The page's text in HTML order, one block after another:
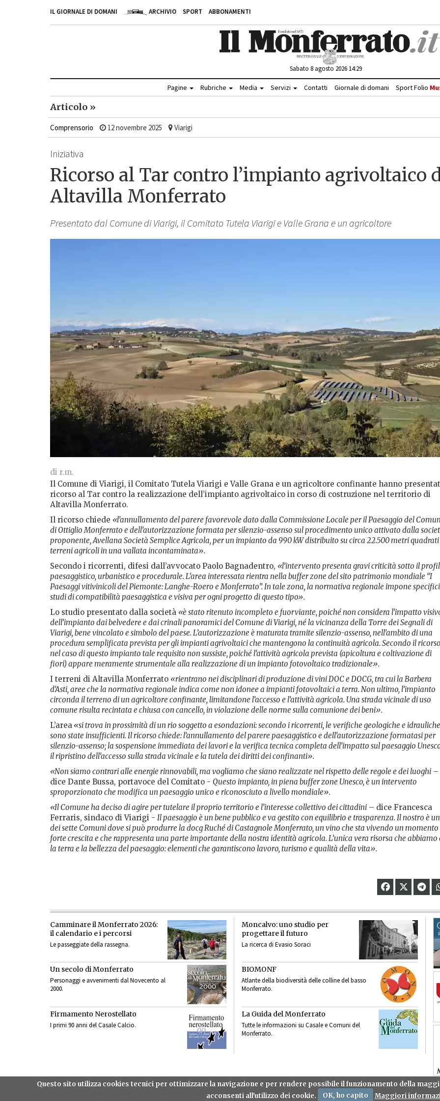
IL GIORNALE DI DOMANI ARCHIVIO SPORT ABBONAMENTI
Sabato 8 agosto 2026 14:29
Pagine Rubriche Media Servizi Contatti Giornale di domani Sport Folio
Articolo »
Comprensorio 12 novembre 2025 Viarigi
Iniziativa
Ricorso al Tar contro l’impianto agrivoltaico
Altavilla Monferrato
Presentato dal Comune di Viarigi, il Comitato Tutela Viarigi e Valle Grana e un agricoltore
di r.m.
Il Comune di Viarigi, il Comitato Tutela Viarigi e Valle Grana e un agricoltore confinante hanno
ricorso al Tar contro la realizzazione dell’impianto agrivoltaico in corso di costruzione nel territorio di
Altavilla Monferrato.
Il ricorso chiede «l’annullamento del parere favorevole dato dalla Commissione Locale per il Paesaggio del
di Ottiglio Monferrato e dell’autorizzazione formata per silenzio-assenso sul procedimento unico attivato dalla
proponente, Avellana Società Semplice Agricola, per un impianto da 990 kW distribuito su circa 22.500 metri
terreni agricoli in una vallata incontaminata».
Secondo i ricorrenti, difesi dall’avvocato Paolo Bagnadentro, «l’intervento presenta gravi criticità sotto il
paesaggistico, urbanistico e procedurale. L’area interessata rientra nella buffer zone del sito patrimonio mondiale “I
Paesaggi vitivinicoli del Piemonte: Langhe-Roero e Monferrato”. In tale zona, la normativa regionale impone specifici
studi di compatibilità paesaggistica e visiva per ogni progetto di questo tipo».
Lo studio presentato dalla società «è stato ritenuto incompleto e fuorviante, poiché non considera l’impatto
dell’impianto dai belvedere e dai crinali panoramici del Comune di Viarigi, né la vicinanza della Torre dei Segnali di
Viarigi, bene vincolato e simbolo del paese. L’autorizzazione è maturata tramite silenzio-assenso, nell’ambito di una
procedura semplificata prevista per gli impianti agrivoltaici che mantengono la continuità agricola. Secondo il
nel caso di questo impianto tale requisito non sussiste, poiché l’attività agricola prevista (apicoltura e coltivazione di
fiori) appare meramente strumentale alla realizzazione di un impianto fotovoltaico tradizionale».
I terreni di Altavilla Monferrato «rientrano nei disciplinari di produzione di vini DOC e DOCG, tra cui la Barbera
d’Asti, aree che la normativa regionale indica come non idonee a impianti fotovoltaici a terra. Non ultimo, l’impianto
circonda il terreno di un agricoltore confinante, limitandone l’accesso e l’attività agricola. Una strada vicinale di uso
comune risulta recintata e chiusa con cancello, in violazione delle norme sulla comunione dei beni».
L’area «si trova in prossimità di un rio soggetto a esondazioni: secondo i ricorrenti, le verifiche geologiche e idrauliche
sono state insufficienti. Il ricorso chiede: l’annullamento del parere paesaggistico e dell’autorizzazione formatasi per
silenzio-assenso; la sospensione immediata dei lavori e la verifica tecnica completa dell’impatto sul paesaggio
il ripristino dell’accesso sulla strada vicinale e la tutela dei diritti dei confinanti».
«Non siamo contrari alle energie rinnovabili, ma vogliamo che siano realizzate nel rispetto delle regole e dei luoghi –
dice Dante Bussa, portavoce del Comitato - Questo impianto, in piena buffer zone Unesco, è un intervento
sproporzionato che modifica un paesaggio unico e riconosciuto a livello mondiale».
«Il Comune ha deciso di agire per tutelare il proprio territorio e l’interesse collettivo dei cittadini – dice Francesca
Ferraris, sindaco di Viarigi - Il paesaggio è un bene pubblico e va gestito con equilibrio e trasparenza. Il nostro è
dei sette Comuni dove si può produrre la docg Ruché di Castagnole Monferrato, un vino che sta vivendo un
forte crescita e che rappresenta una parte importante della nostra identità agricola. L’unica vera risorsa che abbiamo
la terra e la bellezza del paesaggio: elementi che garantiscono lavoro, turismo e qualità della vita».
Camminare il Monferrato 2026:
il calendario e i percorsi
Le passeggiate della rassegna.
Un secolo di Monferrato
Personaggi e avvenimenti dal Novecento al
2000.
Firmamento Nerostellato
I primi 90 anni del Casale Calcio.
Moncalvo: uno studio per
progettare il futuro
La ricerca di Evasio Soraci
BIOMONF
Atlante della biodiversità delle colline del basso
Monferrato.
La Guida del Monferrato
Tutte le informazioni su Casale e Comuni del
Monferrato.
Copyright © 2018, Editrice Monferrato S.r.l. - Partita iva: 00150360063
Questo sito utilizza cookies tecnici per ottimizzare la navigazione e per rendere possibile il funzionamento della
acconsenti all'utilizzo dei cookie.
OK, ho capito Maggiori